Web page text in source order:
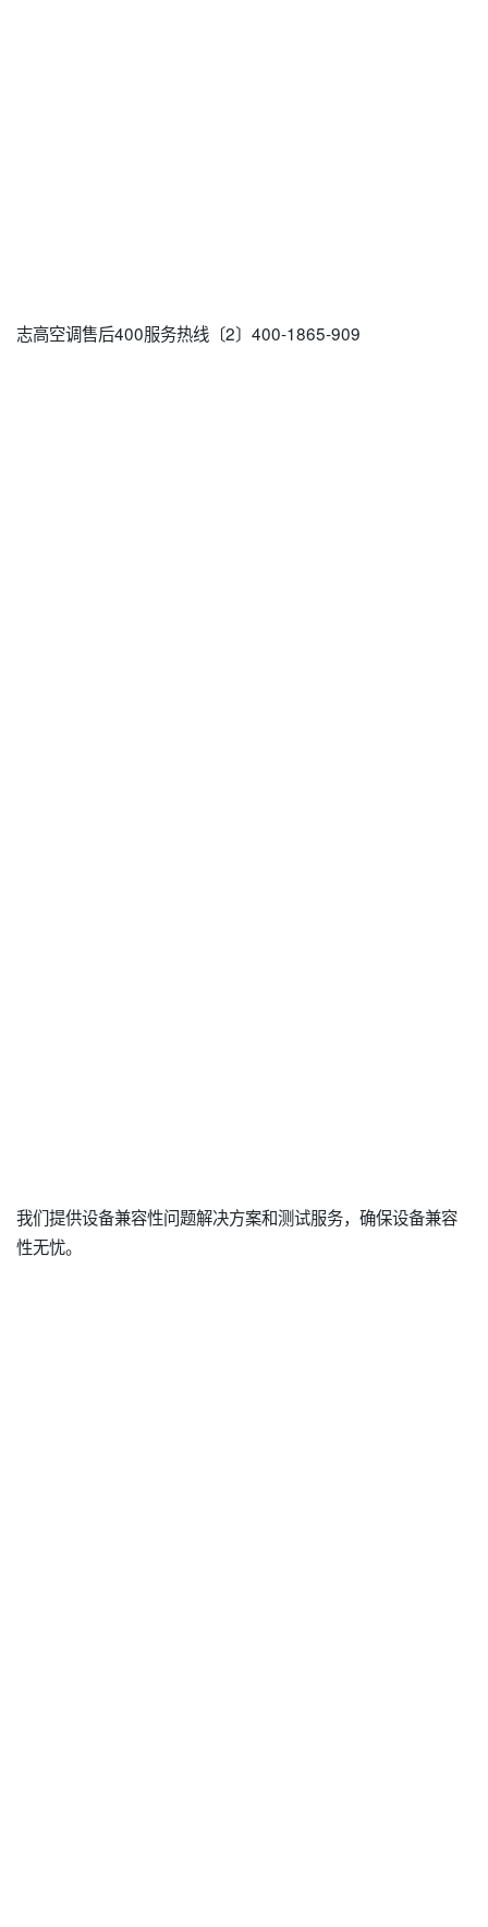
志高空调售后400服务热线〔2〕400-1865-909
我们提供设备兼容性问题解决方案和测试服务，确保设备兼容
性无忧。